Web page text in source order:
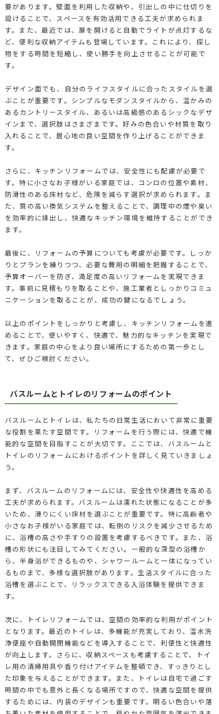
要があります。壁面を利用した収納や、引出しの中に仕切りを
設けることで、スペースを有効活用できる工夫が求められま
す。また、最近では、扉を開けると自動でライトが点灯するな
ど、便利な収納アイテムも登場しています。これにより、探し
物をする時間を短縮し、使い勝手を向上させることが可能で
す。
デザイン面でも、自分のライフスタイルに合ったスタイルを選
ぶことが重要です。シンプルなモダンスタイルから、温かみの
あるカントリースタイル、あるいは高級感のあるシックなデザ
インまで、選択肢はさまざまです。好みの色合いや材質を取り
入れることで、居心地の良い空間を作り上げることができま
す。
さらに、キッチンリフォームでは、安全性にも配慮が必要で
す。特に小さなお子様がいる家庭では、コンロの位置や素材、
防滑性のある床材など、危険を減らす選択が求められます。ま
た、質の高い換気システムを整えることで、調理中の煙や臭い
を効率的に排出し、快適なキッチン環境を維持することができ
ます。
最後に、リフォームの予算についても考慮が必要です。しっか
りとプランを練りつつ、必要な費用の明細を把握することで、
予算オーバーを防ぎ、満足度の高いリフォームを実現できま
す。事前に見積もりを取ることや、施工業者としっかりコミュ
ニケーションを取ることが、成功の鍵になるでしょう。
以上のポイントをしっかりと考慮し、キッチンリフォームを進
めることで、使いやすく、快適で、魅力的なキッチンを実現で
きます。家庭の中心をより良い場所にするための第一歩とし
て、ぜひご検討ください。
バスルームとトイレのリフォームのポイント
バスルームとトイレは、私たちの日常生活において非常に重要
な役割を果たす空間です。リフォームを行う際には、快適で機
能的な空間を目指すことが大切です。ここでは、バスルームと
トイレのリフォームにおけるポイントを詳しく見ていきましょ
う。
まず、バスルームのリフォームには、安全性や快適性を高める
工夫が求められます。バスルームは濡れた状態になることが多
いため、滑りにくい床材を選ぶことが重要です。特に高齢者や
小さなお子様がいる家庭では、転倒のリスクを減少させるため
に、浴槽の高さや手すりの設置を考慮するべきです。また、浴
槽の形状にも注目してみてください。一般的な深型の浴槽か
ら、半身浴ができるものや、シャワールームと一体になってい
るものまで、多様な選択肢があります。生活スタイルに合った
浴槽を選ぶことで、リラックスできる入浴体験を提供できま
す。
次に、トイレリフォームでは、空間の効率的な利用がポイント
となります。最近のトイレは、多機能が充実しており、温水洗
浄便座や自動開閉機能などを導入することで、利便性と快適性
が向上します。さらに、収納スペースも考慮することで、トイ
レ用の清掃用具や香り付けアイテムを整頓でき、すっきりとし
た印象を与えることができます。また、トイレは自宅で過ごす
時間の中でも意外と長くなる場所ですので、快適な空間を提供
するためには、内装のデザインも重要です。明るい色合いや落